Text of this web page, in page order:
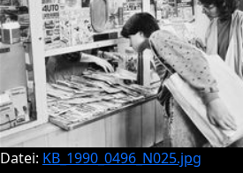
Datei: KB_1990_0496_N025.jpg